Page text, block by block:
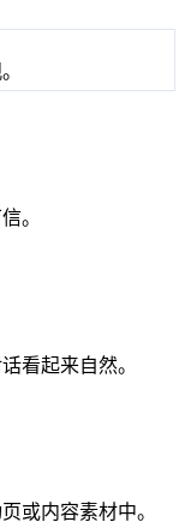
。
看起来自然。
或内容素材中。